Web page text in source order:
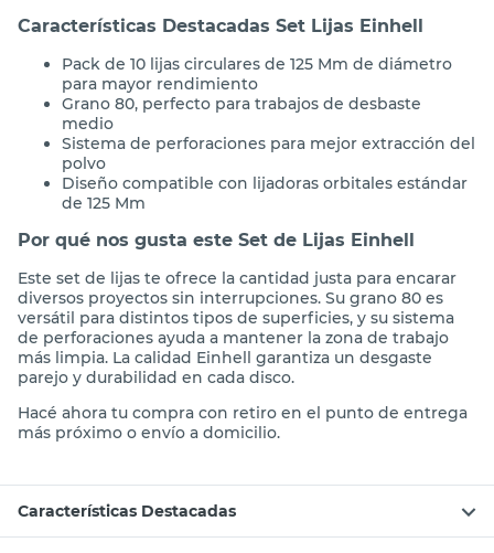
Características Destacadas Set Lijas Einhell
Pack de 10 lijas circulares de 125 Mm de diámetro
para mayor rendimiento
Grano 80, perfecto para trabajos de desbaste
medio
Sistema de perforaciones para mejor extracción del
polvo
Diseño compatible con lijadoras orbitales estándar
de 125 Mm
Por qué nos gusta este Set de Lijas Einhell
Este set de lijas te ofrece la cantidad justa para encarar
diversos proyectos sin interrupciones. Su grano 80 es
versátil para distintos tipos de superficies, y su sistema
de perforaciones ayuda a mantener la zona de trabajo
más limpia. La calidad Einhell garantiza un desgaste
parejo y durabilidad en cada disco.
Hacé ahora tu compra con retiro en el punto de entrega
más próximo o envío a domicilio.
Características Destacadas